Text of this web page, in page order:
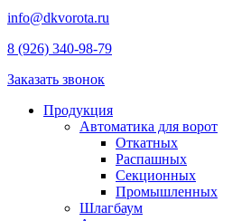
info@dkvorota.ru
8 (926) 340-98-79
Заказать звонок
Продукция
Автоматика для ворот
Откатных
Распашных
Секционных
Промышленных
Шлагбаум